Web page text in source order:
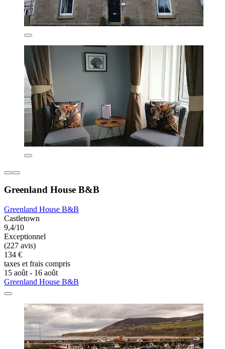
Greenland House B&B
Greenland House B&B
Castletown
9,4/10
Exceptionnel
(227 avis)
134 €
taxes et frais compris
15 août - 16 août
Greenland House B&B